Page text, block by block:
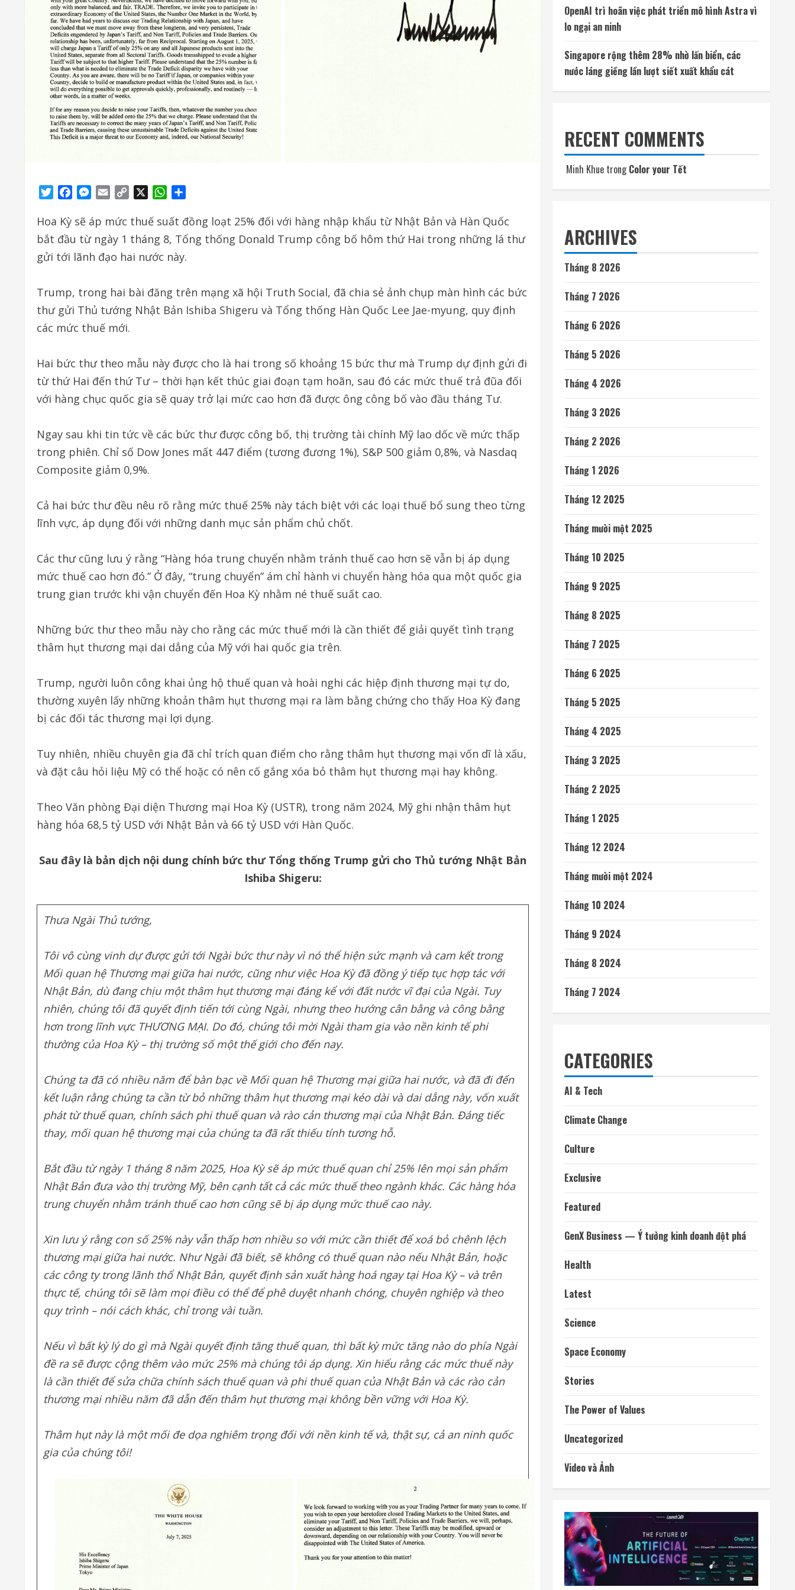
TwitterFacebookMessenger
Email
Copy
WhatsApp
Hoa Kỳ sẽ áp mức thuế suất đồng loạt 25% đối với hàng nhập khẩu từ Nhật Bản và Hàn Quốc
bắt đầu từ ngày 1 tháng 8, Tổng thống Donald Trump công bố hôm thứ Hai trong những lá thư
gửi tới lãnh đạo hai nước này.
Trump, trong hai bài đăng trên mạng xã hội Truth Social, đã chia sẻ ảnh chụp màn hình các bức
thư gửi Thủ tướng Nhật Bản Ishiba Shigeru và Tổng thống Hàn Quốc Lee Jae-myung, quy định
các mức thuế mới.
Hai bức thư theo mẫu này được cho là hai trong số khoảng 15 bức thư mà Trump dự định gửi đi
từ thứ Hai đến thứ Tư – thời hạn kết thúc giai đoạn tạm hoãn, sau đó các mức thuế trả đũa đối
với hàng chục quốc gia sẽ quay trở lại mức cao hơn đã được ông công bố vào đầu tháng Tư.
Ngay sau khi tin tức về các bức thư được công bố, thị trường tài chính Mỹ lao dốc về mức thấp
trong phiên. Chỉ số Dow Jones mất 447 điểm (tương đương 1%), S&P 500 giảm 0,8%, và Nasdaq
Composite giảm 0,9%.
Cả hai bức thư đều nêu rõ rằng mức thuế 25% này tách biệt với các loại thuế bổ sung theo từng
lĩnh vực, áp dụng đối với những danh mục sản phẩm chủ chốt.
Các thư cũng lưu ý rằng “Hàng hóa trung chuyển nhằm tránh thuế cao hơn sẽ vẫn bị áp dụng
mức thuế cao hơn đó.” Ở đây, “trung chuyển” ám chỉ hành vi chuyển hàng hóa qua một quốc gia
trung gian trước khi vận chuyển đến Hoa Kỳ nhằm né thuế suất cao.
Những bức thư theo mẫu này cho rằng các mức thuế mới là cần thiết để giải quyết tình trạng
thâm hụt thương mại dai dẳng của Mỹ với hai quốc gia trên.
Trump, người luôn công khai ủng hộ thuế quan và hoài nghi các hiệp định thương mại tự do,
thường xuyên lấy những khoản thâm hụt thương mại ra làm bằng chứng cho thấy Hoa Kỳ đang
bị các đối tác thương mại lợi dụng.
Tuy nhiên, nhiều chuyên gia đã chỉ trích quan điểm cho rằng thâm hụt thương mại vốn dĩ là xấu,
và đặt câu hỏi liệu Mỹ có thể hoặc có nên cố gắng xóa bỏ thâm hụt thương mại hay không.
Theo Văn phòng Đại diện Thương mại Hoa Kỳ (USTR), trong năm 2024, Mỹ ghi nhận thâm hụt
hàng hóa 68,5 tỷ USD với Nhật Bản và 66 tỷ USD với Hàn Quốc.
Sau đây là bản dịch nội dung chính bức thư Tổng thống Trump gửi cho Thủ tướng Nhật Bản
Ishiba Shigeru:
Thưa Ngài Thủ tướng,
Tôi vô cùng vinh dự được gửi tới Ngài bức thư này vì nó thể hiện sức mạnh và cam kết trong
Mối quan hệ Thương mại giữa hai nước, cũng như việc Hoa Kỳ đã đồng ý tiếp tục hợp tác với
Nhật Bản, dù đang chịu một thâm hụt thương mại đáng kể với đất nước vĩ đại của Ngài. Tuy
nhiên, chúng tôi đã quyết định tiến tới cùng Ngài, nhưng theo hướng cân bằng và công bằng
hơn trong lĩnh vực THƯƠNG MẠI. Do đó, chúng tôi mời Ngài tham gia vào nền kinh tế phi
thường của Hoa Kỳ – thị trường số một thế giới cho đến nay.
Chúng ta đã có nhiều năm để bàn bạc về Mối quan hệ Thương mại giữa hai nước, và đã đi đến
kết luận rằng chúng ta cần từ bỏ những thâm hụt thương mại kéo dài và dai dẳng này, vốn xuất
phát từ thuế quan, chính sách phi thuế quan và rào cản thương mại của Nhật Bản. Đáng tiếc
thay, mối quan hệ thương mại của chúng ta đã rất thiếu tính tương hỗ.
Bắt đầu từ ngày 1 tháng 8 năm 2025, Hoa Kỳ sẽ áp mức thuế quan chỉ 25% lên mọi sản phẩm
Nhật Bản đưa vào thị trường Mỹ, bên cạnh tất cả các mức thuế theo ngành khác. Các hàng hóa
trung chuyển nhằm tránh thuế cao hơn cũng sẽ bị áp dụng mức thuế cao này.
Xin lưu ý rằng con số 25% này vẫn thấp hơn nhiều so với mức cần thiết để xoá bỏ chênh lệch
thương mại giữa hai nước. Như Ngài đã biết, sẽ không có thuế quan nào nếu Nhật Bản, hoặc
các công ty trong lãnh thổ Nhật Bản, quyết định sản xuất hàng hoá ngay tại Hoa Kỳ – và trên
thực tế, chúng tôi sẽ làm mọi điều có thể để phê duyệt nhanh chóng, chuyên nghiệp và theo
quy trình – nói cách khác, chỉ trong vài tuần.
Nếu vì bất kỳ lý do gì mà Ngài quyết định tăng thuế quan, thì bất kỳ mức tăng nào do phía Ngài
đề ra sẽ được cộng thêm vào mức 25% mà chúng tôi áp dụng. Xin hiểu rằng các mức thuế này
là cần thiết để sửa chữa chính sách thuế quan và phi thuế quan của Nhật Bản và các rào cản
thương mại nhiều năm đã dẫn đến thâm hụt thương mại không bền vững với Hoa Kỳ.
Thâm hụt này là một mối đe dọa nghiêm trọng đối với nền kinh tế và, thật sự, cả an ninh quốc
gia của chúng tôi!
OpenAI trì hoãn việc phát triển mô hình Astra vì
lo ngại an ninh
Singapore rộng thêm 28% nhờ lấn biển, các
nước láng giềng lần lượt siết xuất khẩu cát
RECENT COMMENTS
Minh Khue trongColor your Tết
ARCHIVES
Tháng 8 2026
Tháng 7 2026
Tháng 6 2026
Tháng 5 2026
Tháng 4 2026
Tháng 3 2026
Tháng 2 2026
Tháng 1 2026
Tháng 12 2025
Tháng mười một 2025
Tháng 10 2025
Tháng 9 2025
Tháng 8 2025
Tháng 7 2025
Tháng 6 2025
Tháng 5 2025
Tháng 4 2025
Tháng 3 2025
Tháng 2 2025
Tháng 1 2025
Tháng 12 2024
Tháng mười một 2024
Tháng 10 2024
Tháng 9 2024
Tháng 8 2024
Tháng 7 2024
CATEGORIES
AI & Tech
Climate Change
Culture
Exclusive
Featured
GenX Business — Ý tưởng kinh doanh đột phá
Health
Latest
Science
Space Economy
Stories
The Power of Values
Uncategorized
Video và Ảnh